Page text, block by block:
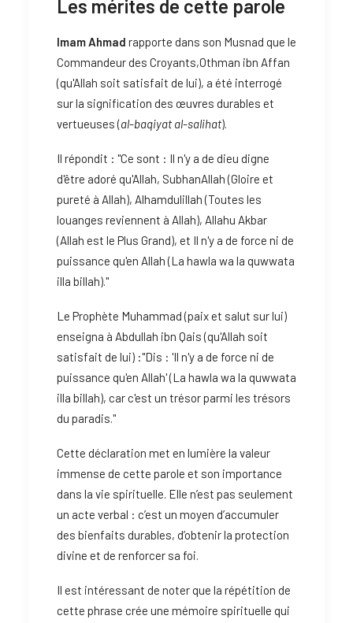
Les mérites de cette parole
Imam Ahmad rapporte dans son Musnad que le
Commandeur des Croyants,Othman ibn Affan
(qu'Allah soit satisfait de lui), a été interrogé
sur la signification des œuvres durables et
vertueuses (al-baqiyat al-salihat).
Il répondit : "Ce sont : Il n'y a de dieu digne
d'être adoré qu'Allah, SubhanAllah (Gloire et
pureté à Allah), Alhamdulillah (Toutes les
louanges reviennent à Allah), Allahu Akbar
(Allah est le Plus Grand), et Il n'y a de force ni de
puissance qu'en Allah (La hawla wa la quwwata
illa billah)."
Le Prophète Muhammad (paix et salut sur lui)
enseigna à Abdullah ibn Qais (qu'Allah soit
satisfait de lui) :"Dis : 'Il n'y a de force ni de
puissance qu'en Allah' (La hawla wa la quwwata
illa billah), car c'est un trésor parmi les trésors
du paradis."
Cette déclaration met en lumière la valeur
immense de cette parole et son importance
dans la vie spirituelle. Elle n’est pas seulement
un acte verbal : c’est un moyen d’accumuler
des bienfaits durables, d’obtenir la protection
divine et de renforcer sa foi.
Il est intéressant de noter que la répétition de
cette phrase crée une mémoire spirituelle qui